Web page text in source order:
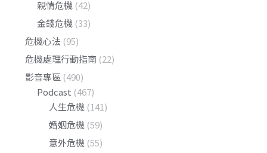
親情危機 (42)
金錢危機 (33)
危機心法 (95)
危機處理行動指南 (22)
影音專區 (490)
Podcast (467)
人生危機 (141)
婚姻危機 (59)
意外危機 (55)